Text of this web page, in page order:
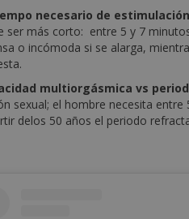
necesario de estimulación
ser más corto: entre 5 y 7
o incómoda si se alarga,
multiorgásmica vs
sexual; el hombre necesita
delos 50 años el periodo